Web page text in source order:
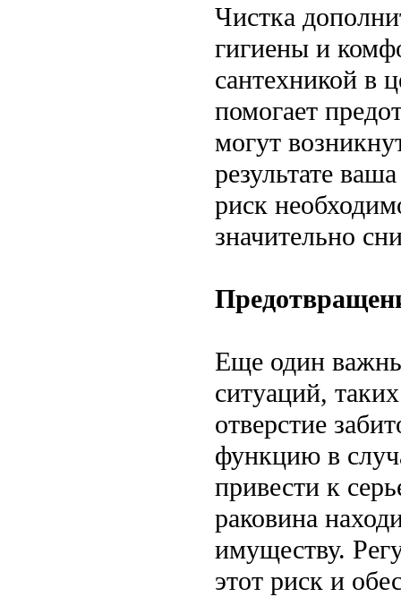
Чистка
гигиены и
сантехникой в
помогает
могут
результате
риск
значительно
Еще один
ситуаций,
отверстие
функцию в
привести к
раковина
имуществу.
этот риск и